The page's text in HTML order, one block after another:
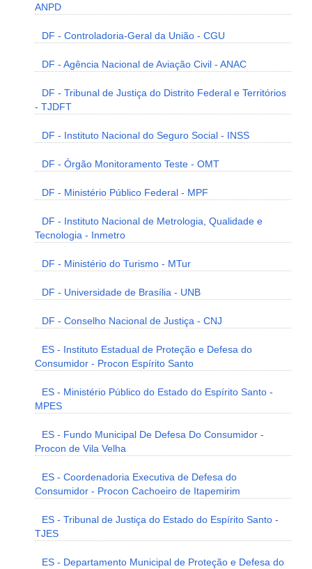
ANPD
DF - Controladoria-Geral da União - CGU
DF - Agência Nacional de Aviação Civil - ANAC
DF - Tribunal de Justiça do Distrito Federal e Territórios
- TJDFT
DF - Instituto Nacional do Seguro Social - INSS
DF - Órgão Monitoramento Teste - OMT
DF - Ministério Público Federal - MPF
DF - Instituto Nacional de Metrologia, Qualidade e
Tecnologia - Inmetro
DF - Ministério do Turismo - MTur
DF - Universidade de Brasília - UNB
DF - Conselho Nacional de Justiça - CNJ
ES - Instituto Estadual de Proteção e Defesa do
Consumidor - Procon Espírito Santo
ES - Ministério Público do Estado do Espírito Santo -
MPES
ES - Fundo Municipal De Defesa Do Consumidor -
Procon de Vila Velha
ES - Coordenadoria Executiva de Defesa do
Consumidor - Procon Cachoeiro de Itapemirim
ES - Tribunal de Justiça do Estado do Espírito Santo -
TJES
ES - Departamento Municipal de Proteção e Defesa do